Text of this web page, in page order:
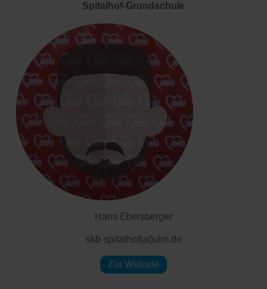
Spitalhof-Grundschule
Hans Ebersberger
skb-spitalhof(at)ulm.de
Zur Website